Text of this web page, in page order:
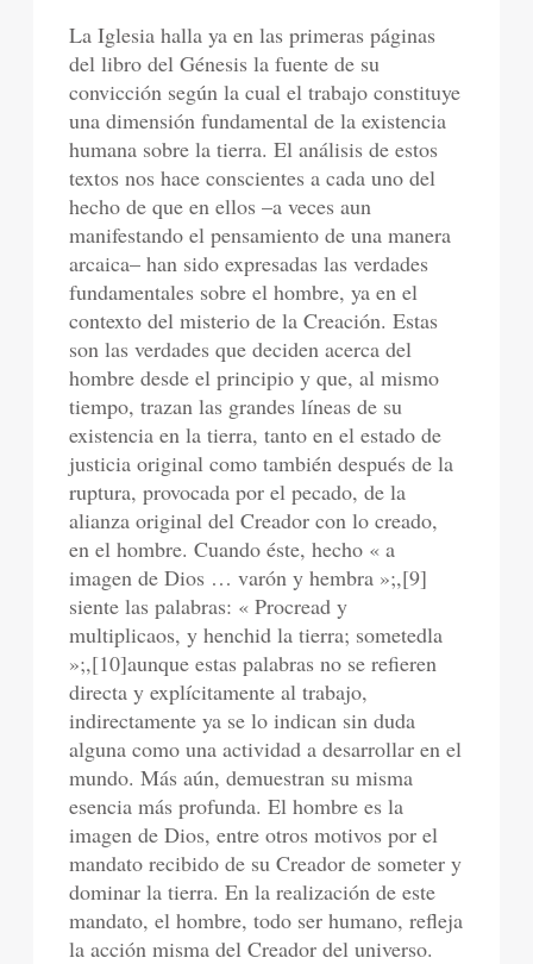
La Iglesia halla ya en las primeras páginas
del libro del Génesis la fuente de su
convicción según la cual el trabajo constituye
una dimensión fundamental de la existencia
humana sobre la tierra. El análisis de estos
textos nos hace conscientes a cada uno del
hecho de que en ellos –a veces aun
manifestando el pensamiento de una manera
arcaica– han sido expresadas las verdades
fundamentales sobre el hombre, ya en el
contexto del misterio de la Creación. Estas
son las verdades que deciden acerca del
hombre desde el principio y que, al mismo
tiempo, trazan las grandes líneas de su
existencia en la tierra, tanto en el estado de
justicia original como también después de la
ruptura, provocada por el pecado, de la
alianza original del Creador con lo creado,
en el hombre. Cuando éste, hecho « a
imagen de Dios … varón y hembra »;,[9]
siente las palabras: « Procread y
multiplicaos, y henchid la tierra; sometedla
»;,[10]aunque estas palabras no se refieren
directa y explícitamente al trabajo,
indirectamente ya se lo indican sin duda
alguna como una actividad a desarrollar en el
mundo. Más aún, demuestran su misma
esencia más profunda. El hombre es la
imagen de Dios, entre otros motivos por el
mandato recibido de su Creador de someter y
dominar la tierra. En la realización de este
mandato, el hombre, todo ser humano, refleja
la acción misma del Creador del universo.